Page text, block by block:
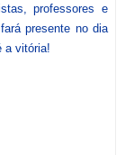
professores e
presente no dia
a vitória!